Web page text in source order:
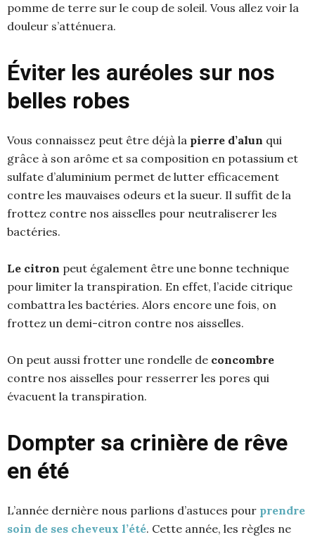
pomme de terre sur le coup de soleil. Vous allez voir la
douleur s’atténuera.
Éviter les auréoles sur nos
belles robes
Vous connaissez peut être déjà la pierre d’alun qui
grâce à son arôme et sa composition en potassium et
sulfate d’aluminium permet de lutter efficacement
contre les mauvaises odeurs et la sueur. Il suffit de la
frottez contre nos aisselles pour neutraliserer les
bactéries.
Le citron peut également être une bonne technique
pour limiter la transpiration. En effet, l’acide citrique
combattra les bactéries. Alors encore une fois, on
frottez un demi-citron contre nos aisselles.
On peut aussi frotter une rondelle de concombre
contre nos aisselles pour resserrer les pores qui
évacuent la transpiration.
Dompter sa crinière de rêve
en été
L’année dernière nous parlions d’astuces pour prendre
soin de ses cheveux l’été. Cette année, les règles ne